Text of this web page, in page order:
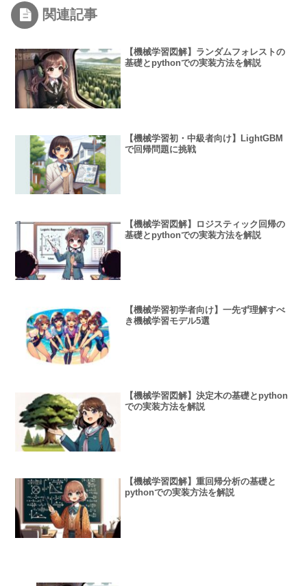
関連記事
【機械学習図解】ランダムフォレストの
基礎とpythonでの実装方法を解説
【機械学習初・中級者向け】LightGBM
で回帰問題に挑戦
【機械学習図解】ロジスティック回帰の
基礎とpythonでの実装方法を解説
【機械学習初学者向け】一先ず理解すべ
き機械学習モデル5選
【機械学習図解】決定木の基礎とpython
での実装方法を解説
【機械学習図解】重回帰分析の基礎と
pythonでの実装方法を解説